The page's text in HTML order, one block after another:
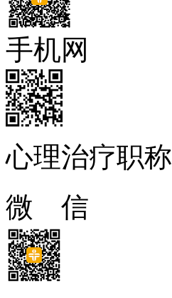
手机网
心理治疗职称
微 信